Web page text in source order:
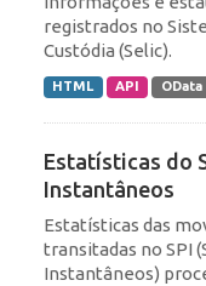
registrados no
Custódia (Selic).
HTML API OData
Estatísticas do
Instantâneos
Estatísticas das
transitadas no SPI
Instantâneos)